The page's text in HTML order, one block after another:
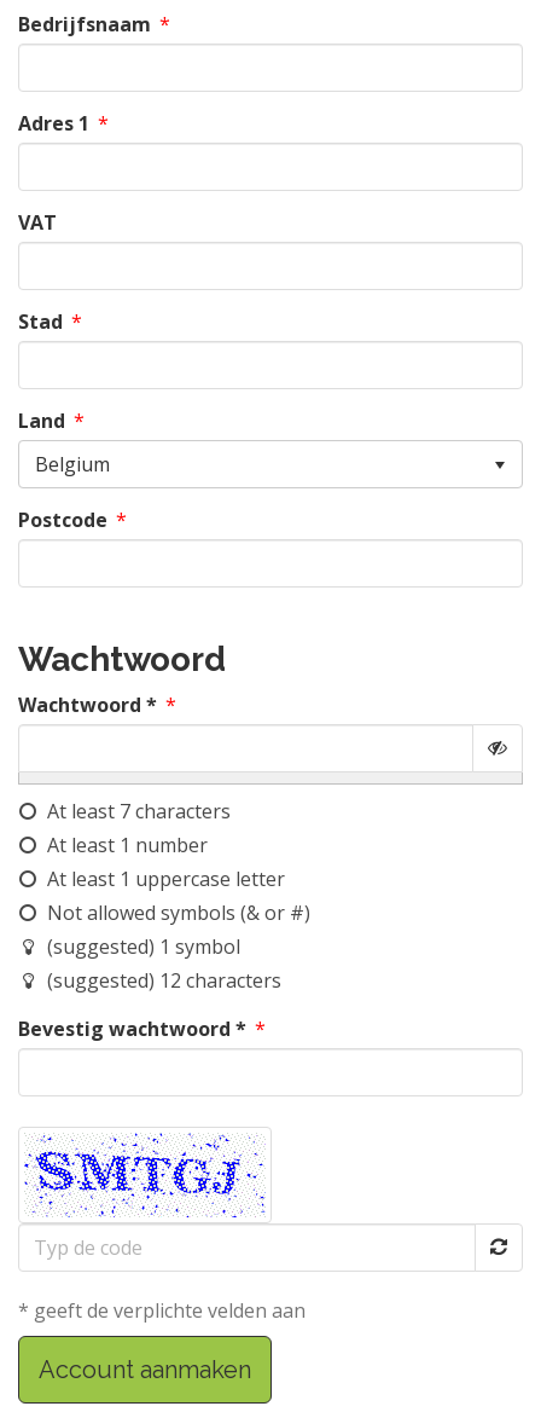
Bedrijfsnaam *
Adres 1 *
VAT
Stad *
Land *
Belgium
Postcode *
Wachtwoord
Wachtwoord * *
At least 7 characters
At least 1 number
At least 1 uppercase letter
Not allowed symbols (& or #)
(suggested) 1 symbol
(suggested) 12 characters
Bevestig wachtwoord * *
Typ
de
* geeft de verplichte velden aan